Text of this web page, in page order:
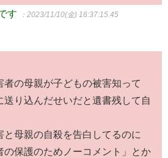
す ：2023/11/10(金) 16:37:15.45
者の母親が子どもの被害知って
送り込んだせいだと遺書残して自
と母親の自殺を告白してるのに
の保護のためノーコメント」とか